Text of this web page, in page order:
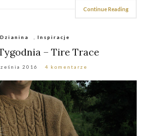
Continue Reading
Dzianina Inspiracje
– Tire Trace
2016 4 komentarze